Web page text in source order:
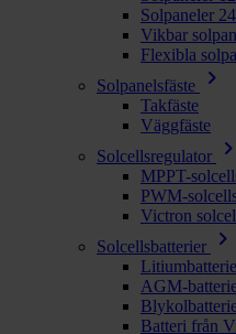
Solpaneler
Vikbar
Flexibla
Solpanelsfäste
chevron_right
Takfäste
Väggfäste
Solcellsregulator
chevron_right
MPPT-
PWM-
Victron
Solcellsbatterier
chevron_right
AGM-
Batteri från